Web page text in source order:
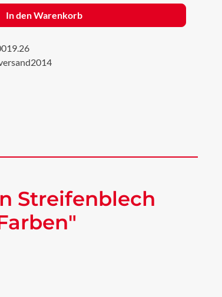
In den Warenkorb
Streifenblech